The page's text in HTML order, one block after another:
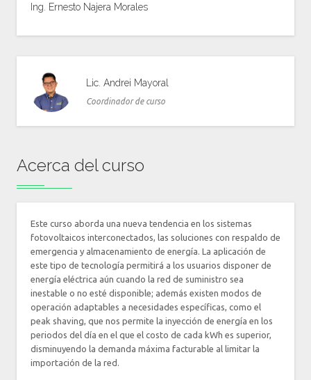
Ing. Ernesto Najera Morales
Lic. Andrei Mayoral
Coordinador de curso
Acerca del curso
Este curso aborda una nueva tendencia en los sistemas
fotovoltaicos interconectados, las soluciones con respaldo de
emergencia y almacenamiento de energía. La aplicación de
este tipo de tecnología permitirá a los usuarios disponer de
energía eléctrica aún cuando la red de suministro sea
inestable o no esté disponible; además existen modos de
operación adaptables a necesidades específicas, como el
peak shaving, que nos permite la inyección de energía en los
periodos del día en el que el costo de cada kWh es superior,
disminuyendo la demanda máxima facturable al limitar la
importación de la red.